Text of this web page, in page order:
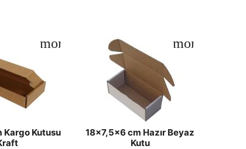
Kutusu
18x7,5x6 cm Hazır Beyaz
Kutu